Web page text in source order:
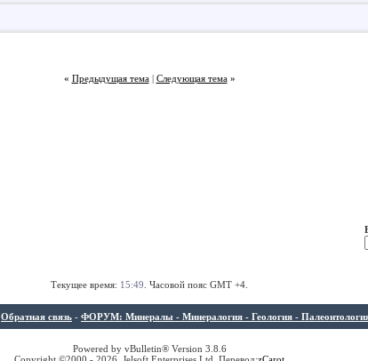
« Предыдущая тема| Следующая тема »
Текущее время: 15:49 . Часовой пояс GMT +4.
Обратная связь - ФОРУМ: Минералы - Минералогия - Геология - Палеонтология
Powered by vBulletin® Version 3.8.6